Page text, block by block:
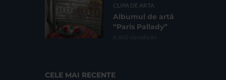
CLIPA DE ARTA
Albumul de artă
“Paris Pallady”
6.602 vizualizari
CELE MAI RECENTE